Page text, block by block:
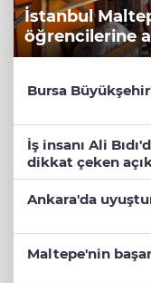
İstanbul
öğrencilerine
Bursa
İş insanı Ali
dikkat çeken
mucizesi
Ankara'da
Maltepe'nin